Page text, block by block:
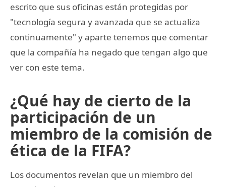
escrito que sus oficinas están protegidas por
"tecnología segura y avanzada que se actualiza
continuamente" y aparte tenemos que comentar
que la compañía ha negado que tengan algo que
ver con este tema.
¿Qué hay de cierto de la
participación de un
miembro de la comisión de
ética de la FIFA?
Los documentos revelan que un miembro del